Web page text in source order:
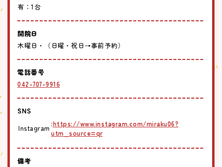
有：1台
開院日
木曜日・（日曜・祝日→事前予約）
電話番号
042-707-9916
SNS
Instagram :https://www.instagram.com/miraku06?
utm_source=qr
備考